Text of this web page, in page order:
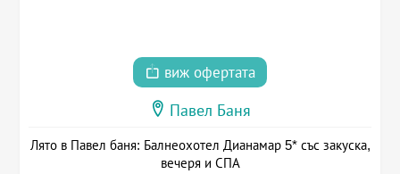
виж офертата
Павел Баня
Лято в Павел баня: Балнеохотел Дианамар 5* със закуска,
вечеря и СПА